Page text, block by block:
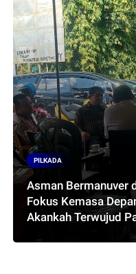
PILKADA
Asman Bermanuver
Fokus Kemasa
Akankah Terwujud